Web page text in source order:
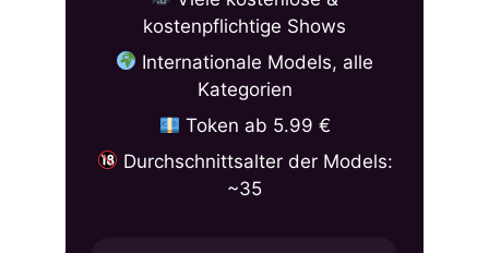
kostenpflichtige Shows
Internationale Models, alle
Kategorien
Token ab 5.99 €
Durchschnittsalter der Models:
~35